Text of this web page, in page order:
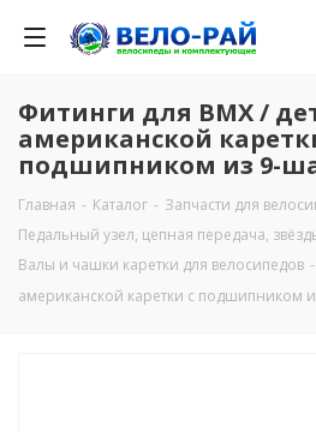
Фитинги для BMX /
американской
подшипником из 9-
Главная - Каталог - Запчасти для
Педальный узел, цепная передача,
Валы и чашки каретки для велосипедов -
американской каретки с подшипником